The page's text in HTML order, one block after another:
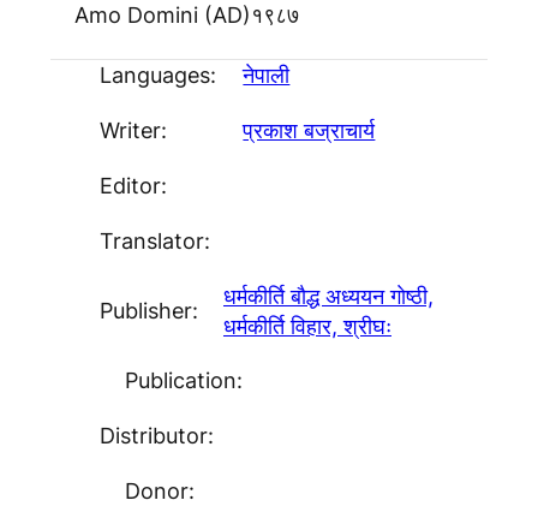
Amo Domini (AD)१९८७
Languages: नेपाली
Writer: प्रकाश बज्राचार्य
Editor:
Translator:
Publisher:
धर्मकीर्ति बाैद्ध अध्ययन गाेष्ठी,
धर्मकीर्ति विहार, श्रीघः
Publication:
Distributor:
Donor: